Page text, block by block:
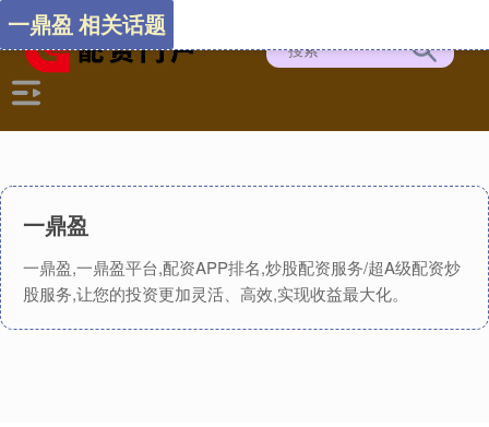
一鼎盈
一鼎盈,一鼎盈平台,配资APP排名,炒股配资服务/超A级配资炒
股服务,让您的投资更加灵活、高效,实现收益最大化。
一鼎盈 相关话题